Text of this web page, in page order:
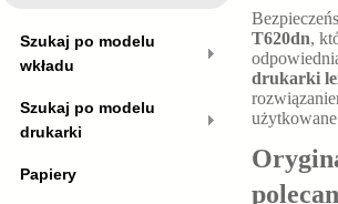
T620dn,
drukarki
Szukaj po modelu
wkładu
Szukaj po modelu
drukarki
Papiery